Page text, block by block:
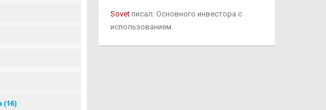
Sovetписал: Основного инвестора с
использованием.